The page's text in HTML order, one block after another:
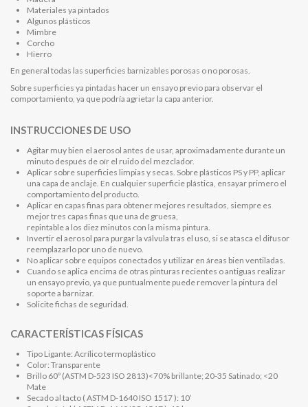
Materiales ya pintados
Algunos plásticos
Mimbre
Corcho
Hierro
En general todas las superficies barnizables porosas o no porosas.
Sobre superficies ya pintadas hacer un ensayo previo para observar el
comportamiento, ya que podría agrietar la capa anterior.
INSTRUCCIONES DE USO
Agitar muy bien el aerosol antes de usar, aproximadamente durante un
minuto después de oír el ruido del mezclador.
Aplicar sobre superficies limpias y secas. Sobre plásticos PS y PP, aplicar
una capa de anclaje. En cualquier superficie plástica, ensayar primero el
comportamiento del producto.
Aplicar en capas finas para obtener mejores resultados, siempre es
mejor tres capas finas que una de gruesa,
repintable a los diez minutos con la misma pintura.
Invertir el aerosol para purgar la válvula tras el uso, si se atasca el difusor
reemplazarlo por uno de nuevo.
No aplicar sobre equipos conectados y utilizar en áreas bien ventiladas.
Cuando se aplica encima de otras pinturas recientes o antiguas realizar
un ensayo previo, ya que puntualmente puede remover la pintura del
soporte a barnizar.
Solicite fichas de seguridad.
CARACTERÍSTICAS FÍSICAS
Tipo Ligante: Acrílico termoplástico
Color: Transparente
Brillo 60º (ASTM D-523 ISO 2813)<70% brillante; 20-35 Satinado; <20
Mate
Secado al tacto ( ASTM D-1640 ISO 1517 ): 10’